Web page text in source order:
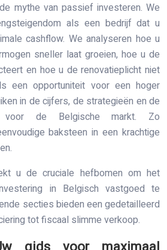
mythe van passief investeren. We
als een bedrijf dat u
cashflow. We analyseren hoe u
sneller laat groeien, hoe u de
en hoe u de renovatieplicht niet
een opportuniteit voor een hoger
in de cijfers, de strategieën en de
voor de Belgische markt. Zo
baksteen in een krachtige
u de cruciale hefbomen om het
in Belgisch vastgoed te
secties bieden een gedetailleerd
tot fiscaal slimme verkoop.